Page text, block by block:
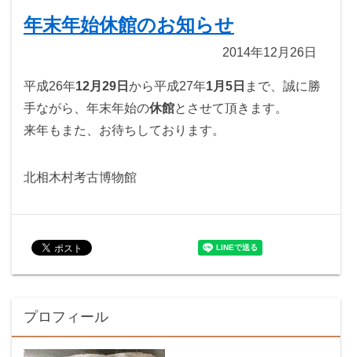
年末年始休館のお知らせ
2014年12月26日
平成26年12月29日 から平成27年1月5日 まで、誠に勝
手ながら、年末年始の休館とさせて頂きます。
来年もまた、お待ちしております。
北相木村考古博物館
プロフィール